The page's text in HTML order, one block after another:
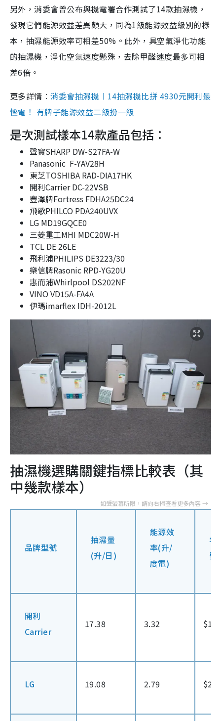
另外，消委會曾公布與機電署合作測試了14款抽濕機，
發現它們能源效益差異頗大，同為1級能源效益級別的樣
本，抽濕能源效率可相差50%。此外，具空氣淨化功能
的抽濕機，淨化空氣速度懸殊，去除甲醛速度最多可相
差6倍。
更多詳情︰消委會抽濕機︱14抽濕機比拼 4930元開利最
慳電！ 有牌子能源效益二級扮一級
是次測試樣本14款產品包括：
聲寶SHARP DW-S27FA-W
Panasonic F-YAV28H
東芝TOSHIBA RAD-DIA17HK
開利Carrier DC-22VSB
豐澤牌Fortress FDHA25DC24
飛歌PHILCO PDA240UVX
LG MD19GQCE0
三菱重工MHI MDC20W-H
TCL DE 26LE
飛利浦PHILIPS DE3223/30
樂信牌Rasonic RPD-YG20U
惠而浦Whirlpool DS202NF
VINO VD15A-FA4A
伊瑪imarflex IDH-2012L
抽濕機選購關鍵指標比較表（其
中幾款樣本）
品牌型號
抽濕量
(升/日)
能源效
率(升/
度電)
年
費
開利
Carrier
17.38 3.32
LG 19.08 2.79